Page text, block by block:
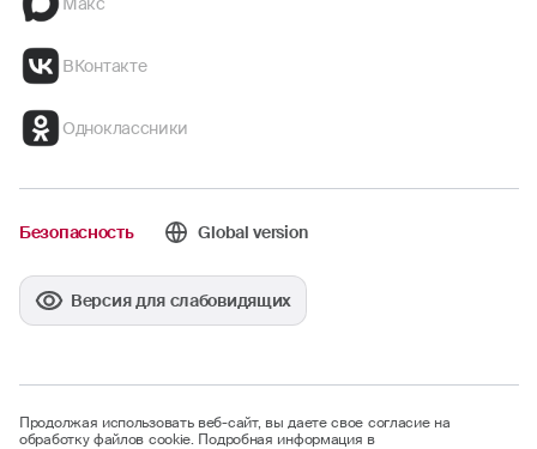
ВКонтакте
Одноклассники
Безопасность Global version
Версия для слабовидящих
Продолжая использовать веб-сайт, вы даете свое согласие на
обработку файлов cookie. Подробная информация в